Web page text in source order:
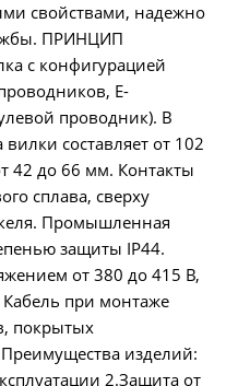
свойствами, надежно
ПРИНЦИП
с конфигурацией
Е-
проводник). В
составляет от 102
42 до 66 мм. Контакты
сплава, сверху
Промышленная
защиты IP44.
от 380 до 415 В,
при монтаже
покрытых
изделий:
2.Защита от